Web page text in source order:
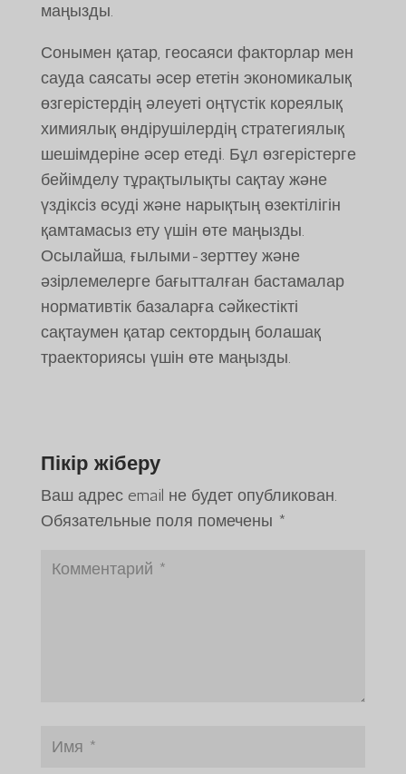
маңызды.
Сонымен қатар, геосаяси факторлар мен
сауда саясаты әсер ететін экономикалық
өзгерістердің әлеуеті оңтүстік кореялық
химиялық өндірушілердің стратегиялық
шешімдеріне әсер етеді. Бұл өзгерістерге
бейімделу тұрақтылықты сақтау және
үздіксіз өсуді және нарықтың өзектілігін
қамтамасыз ету үшін өте маңызды.
Осылайша, ғылыми-зерттеу және
әзірлемелерге бағытталған бастамалар
нормативтік базаларға сәйкестікті
сақтаумен қатар сектордың болашақ
траекториясы үшін өте маңызды.
Пікір жіберу
Ваш адрес email не будет опубликован.
Обязательные поля помечены *